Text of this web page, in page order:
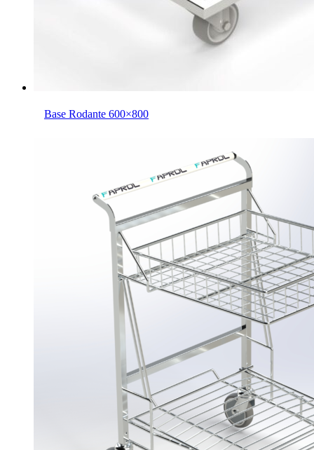
Base Rodante 600×800